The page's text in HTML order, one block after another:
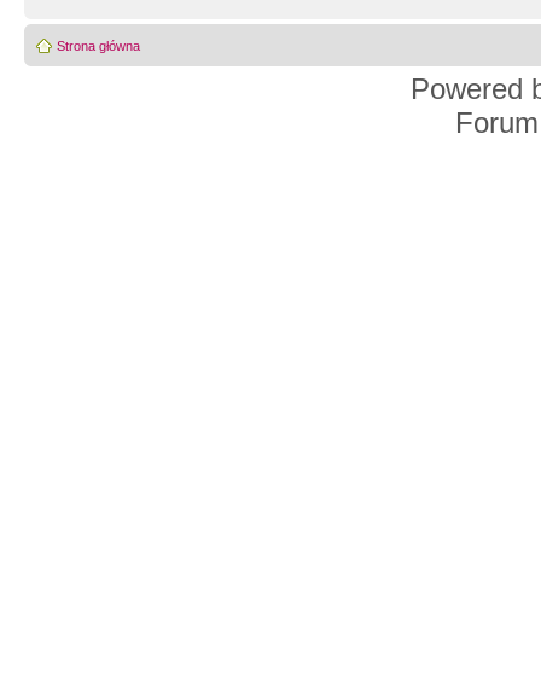
Strona główna
Powered